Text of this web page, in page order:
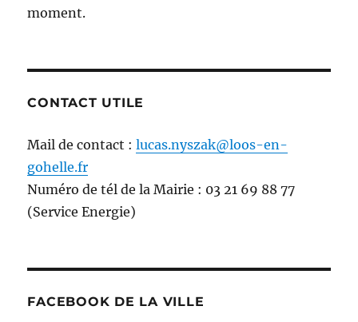
moment.
CONTACT UTILE
Mail de contact :lucas.nyszak@loos-en-
gohelle.fr
Numéro de tél de la Mairie : 03 21 69 88 77
(Service Energie)
FACEBOOK DE LA VILLE